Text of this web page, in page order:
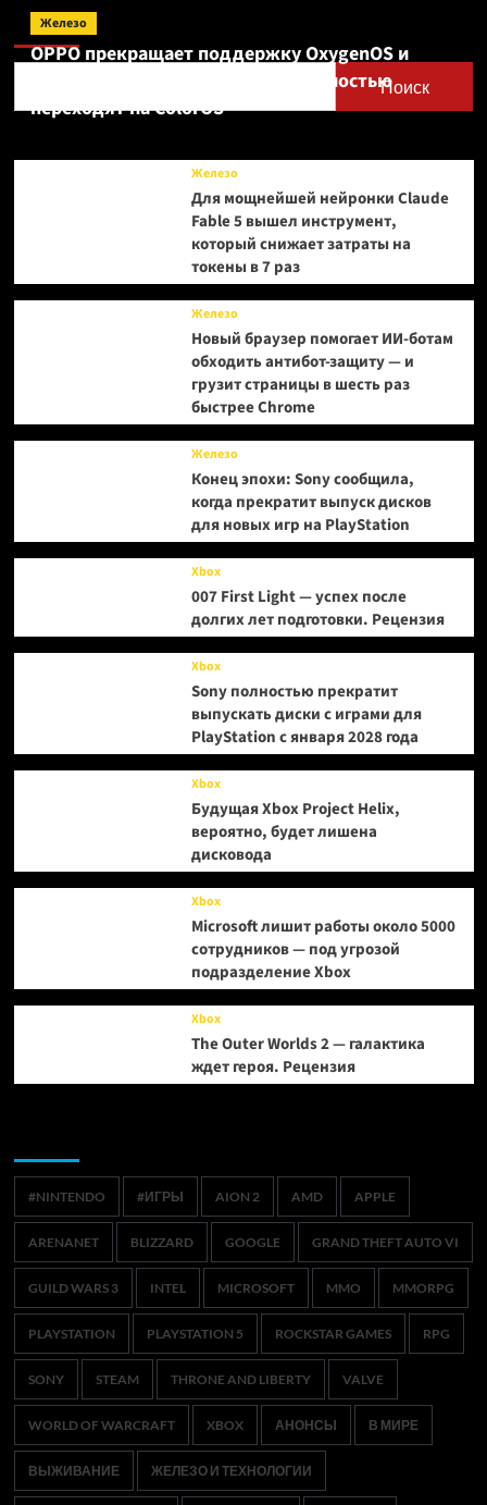
Поиск
Поиск
Железо
OPPO прекращает поддержку OxygenOS и
Realme UI — OnePlus и realme полностью
переходят на ColorOS
Железо
Для мощнейшей нейронки Claude
Fable 5 вышел инструмент,
который снижает затраты на
токены в 7 раз
Железо
Новый браузер помогает ИИ-ботам
обходить антибот-защиту — и
грузит страницы в шесть раз
быстрее Chrome
Железо
Конец эпохи: Sony сообщила,
когда прекратит выпуск дисков
для новых игр на PlayStation
Xbox
007 First Light — успех после
долгих лет подготовки. Рецензия
Xbox
Sony полностью прекратит
выпускать диски с играми для
PlayStation с января 2028 года
Xbox
Будущая Xbox Project Helix,
вероятно, будет лишена
дисковода
Xbox
Microsoft лишит работы около 5000
сотрудников — под угрозой
подразделение Xbox
Xbox
The Outer Worlds 2 — галактика
ждет героя. Рецензия
#NINTENDO #ИГРЫ AION 2 AMD APPLE
ARENANET BLIZZARD GOOGLE GRAND THEFT AUTO VI
GUILD WARS 3 INTEL MICROSOFT MMO MMORPG
PLAYSTATION PLAYSTATION 5 ROCKSTAR GAMES RPG
SONY STEAM THRONE AND LIBERTY VALVE
WORLD OF WARCRAFT XBOX АНОНСЫ В МИРЕ
ВЫЖИВАНИЕ ЖЕЛЕЗО И ТЕХНОЛОГИИ